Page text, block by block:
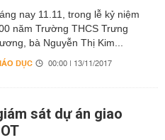
nay 11.11, trong lễ kỷ niệm
năm Trường THCS Trưng
bà Nguyễn Thị Kim...
DỤC 00:00 | 13/11/2017
sát dự án giao